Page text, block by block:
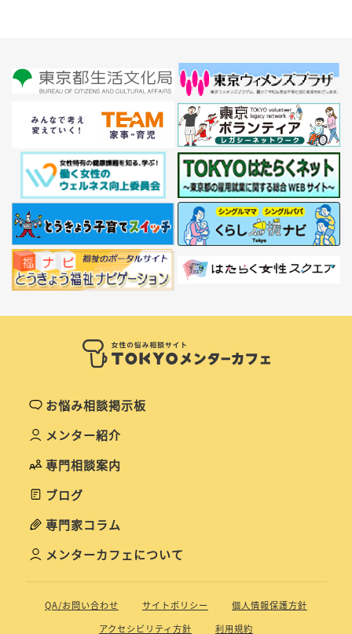
お悩み相談掲示板
メンター紹介
専門相談案内
ブログ
専門家コラム
メンターカフェについて
QA/お問い合わせ サイトポリシー
個人情報保護方針
アクセシビリティ方針
利用規約